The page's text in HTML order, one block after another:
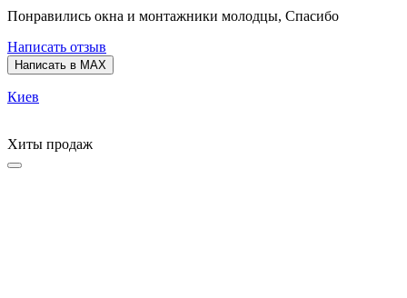
Понравились окна и монтажники молодцы, Спасибо
Написать отзыв
Написать в MAX
Киев
Хиты продаж